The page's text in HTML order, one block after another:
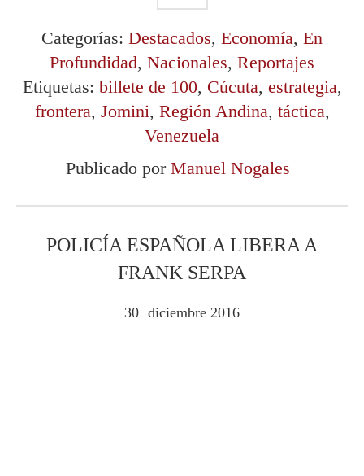
Categorías: Destacados, Economía, En
Profundidad, Nacionales, Reportajes
Etiquetas: billete de 100, Cúcuta, estrategia,
frontera, Jomini, Región Andina, táctica,
Venezuela
Publicado por Manuel Nogales
POLICÍA ESPAÑOLA LIBERA A
FRANK SERPA
30 diciembre 2016